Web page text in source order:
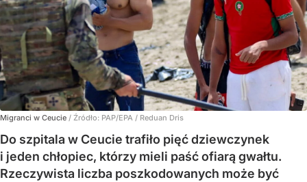
Migranci w Ceucie / Źródło: PAP/EPA / Reduan Dris
Do szpitala w Ceucie trafiło pięć dziewczynek
i jeden chłopiec, którzy mieli paść ofiarą gwałtu.
Rzeczywista liczba poszkodowanych może być